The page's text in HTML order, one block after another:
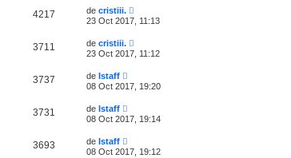
4217 de cristiii.
23 Oct 2017, 11:13
3711 de cristiii.
23 Oct 2017, 11:12
3737 de Istaff
08 Oct 2017, 19:20
3731 de Istaff
08 Oct 2017, 19:14
3693 de Istaff
08 Oct 2017, 19:12